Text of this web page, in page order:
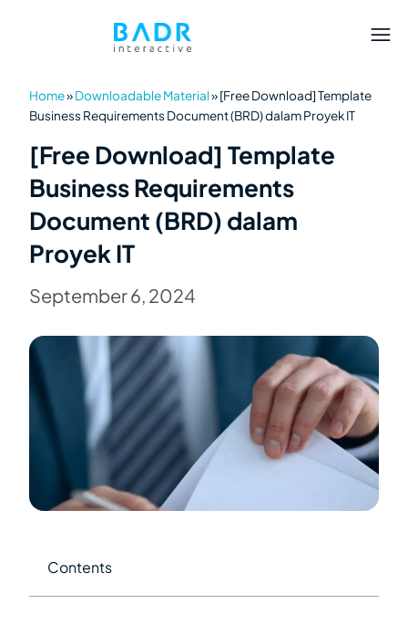
Home»Downloadable Material»[Free Download] Template
Business Requirements Document (BRD) dalam Proyek IT
[Free Download] Template
Business Requirements
Document (BRD) dalam
Proyek IT
September 6, 2024
Contents